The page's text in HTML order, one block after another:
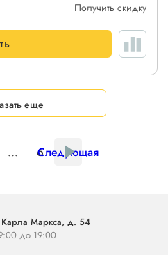
Получить скидку
еще
... 6
Следующая
Карла Маркса, д. 54
до 19:00